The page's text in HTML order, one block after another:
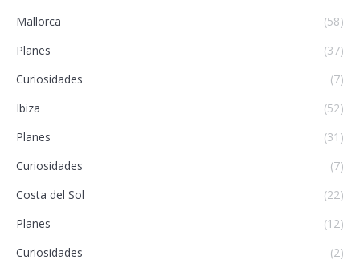
Mallorca
(58)
Planes
(37)
Curiosidades
(7)
Ibiza
(52)
Planes
(31)
Curiosidades
(7)
Costa del Sol
(22)
Planes
(12)
Curiosidades
(2)